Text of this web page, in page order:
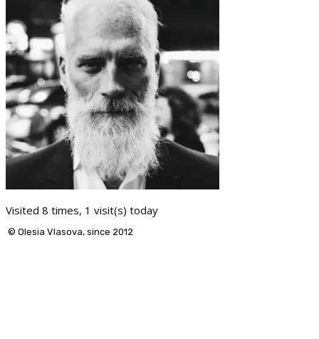
Visited 8 times, 1 visit(s) today
© Olesia Vlasova, since 2012